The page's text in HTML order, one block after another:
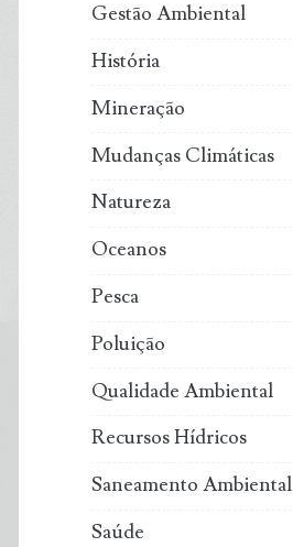
Gestão Ambiental
História
Mineração
Mudanças Climáticas
Natureza
Oceanos
Pesca
Poluição
Qualidade Ambiental
Recursos Hídricos
Saneamento Ambiental
Saúde